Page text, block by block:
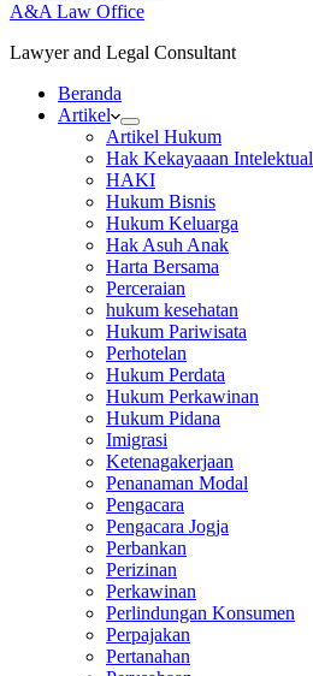
A&A Law Office
Lawyer and Legal Consultant
Beranda
Artikel
Artikel Hukum
Hak Kekayaaan Intelektual
HAKI
Hukum Bisnis
Hukum Keluarga
Hak Asuh Anak
Harta Bersama
Perceraian
hukum kesehatan
Hukum Pariwisata
Perhotelan
Hukum Perdata
Hukum Perkawinan
Hukum Pidana
Imigrasi
Ketenagakerjaan
Penanaman Modal
Pengacara
Pengacara Jogja
Perbankan
Perizinan
Perkawinan
Perlindungan Konsumen
Perpajakan
Pertanahan